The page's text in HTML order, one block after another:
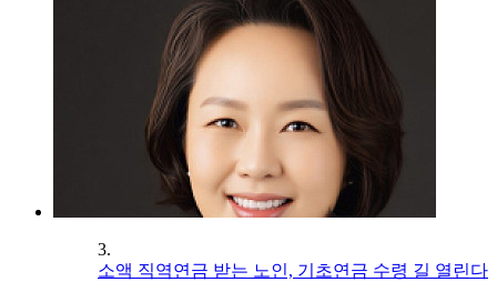
3.
소액 직역연금 받는 노인, 기초연금 수령 길 열린다